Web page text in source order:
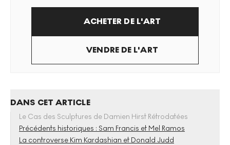
ACHETER DE L'ART
VENDRE DE L'ART
DANS CET ARTICLE
Le Cas des Sculptures de Damien Hirst Rétrodatées
Précédents historiques : Sam Francis et Mel Ramos
La controverse Kim Kardashian et Donald Judd